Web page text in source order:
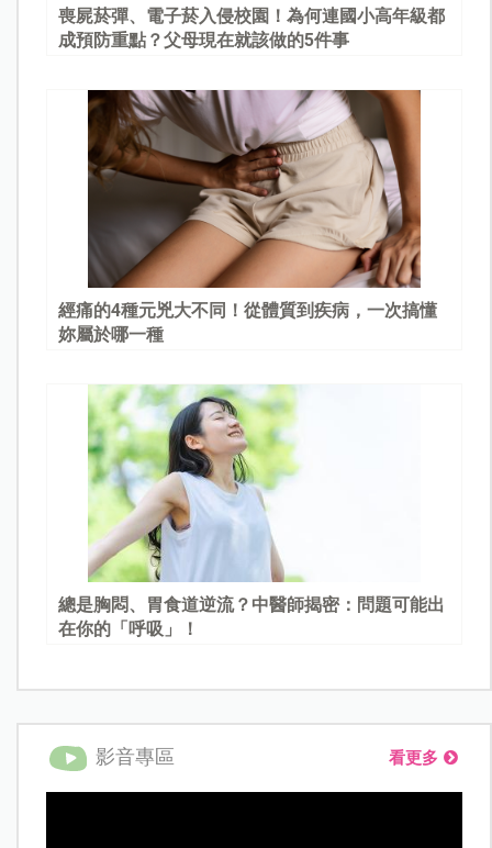
喪屍菸彈、電子菸入侵校園！為何連國小高年級都
成預防重點？父母現在就該做的5件事
經痛的4種元兇大不同！從體質到疾病，一次搞懂
妳屬於哪一種
總是胸悶、胃食道逆流？中醫師揭密：問題可能出
在你的「呼吸」！
影音專區 看更多